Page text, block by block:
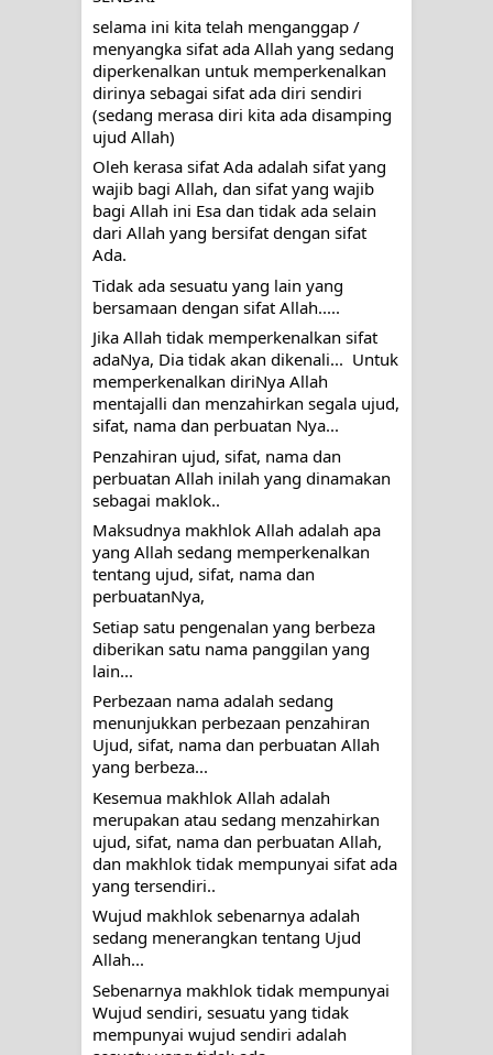
selama ini kita telah menganggap /
menyangka sifat ada Allah yang sedang
diperkenalkan untuk memperkenalkan
dirinya sebagai sifat ada diri sendiri
(sedang merasa diri kita ada disamping
ujud Allah)
Oleh kerasa sifat Ada adalah sifat yang
wajib bagi Allah, dan sifat yang wajib
bagi Allah ini Esa dan tidak ada selain
dari Allah yang bersifat dengan sifat
Ada.
Tidak ada sesuatu yang lain yang
bersamaan dengan sifat Allah.....
Jika Allah tidak memperkenalkan sifat
adaNya, Dia tidak akan dikenali...  Untuk
memperkenalkan diriNya Allah
mentajalli dan menzahirkan segala ujud,
sifat, nama dan perbuatan Nya...
Penzahiran ujud, sifat, nama dan
perbuatan Allah inilah yang dinamakan
sebagai maklok..
Maksudnya makhlok Allah adalah apa
yang Allah sedang memperkenalkan
tentang ujud, sifat, nama dan
perbuatanNya,
Setiap satu pengenalan yang berbeza
diberikan satu nama panggilan yang
lain...
Perbezaan nama adalah sedang
menunjukkan perbezaan penzahiran
Ujud, sifat, nama dan perbuatan Allah
yang berbeza...
Kesemua makhlok Allah adalah
merupakan atau sedang menzahirkan
ujud, sifat, nama dan perbuatan Allah,
dan makhlok tidak mempunyai sifat ada
yang tersendiri..
Wujud makhlok sebenarnya adalah
sedang menerangkan tentang Ujud
Allah...
Sebenarnya makhlok tidak mempunyai
Wujud sendiri, sesuatu yang tidak
mempunyai wujud sendiri adalah